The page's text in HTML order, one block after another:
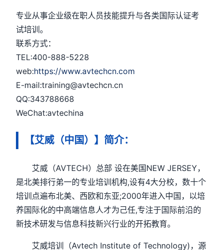
专业从事企业级在职人员技能提升与各类国际认证考
试培训。
联系方式：
TEL:400-888-5228
web:https://www.avtechcn.com
E-mail:training@avtechcn.cn
QQ:343788668
WeChat:avtechina
【艾威（中国）】简介：
艾威（AVTECH）总部 设在美国NEW JERSEY，
是北美排行弟一的专业培训机构,设有4大分校，数十个
培训点遍布北美、西欧和东亚;2000年进入中国，以培
养国际化的中高端信息人才为己任,专注于国际前沿的
新技术研发与信息科技新兴行业的开拓教育。
艾威培训（Avtech Institute of Technology)，源